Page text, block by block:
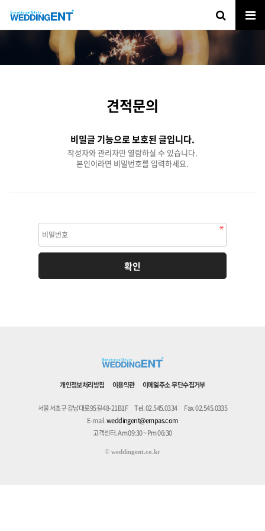
견적문의
비밀글 기능으로 보호된 글입니다.
작성자와 관리자만 열람하실 수 있습니다.
본인이라면 비밀번호를 입력하세요.
개인정보처리방침 이용약관 이메일주소 무단수집거부
서울 서초구 강남대로95길 48-21B1F Tel. 02.545.0334
Fax. 02.545.0335
E-mail.weddingent@empas.com
고객센터. Am 09:30 ~ Pm 06:30
© weddingent.co.kr